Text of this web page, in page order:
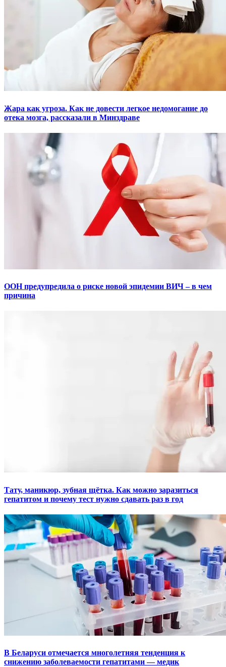
Жара как угроза. Как не довести легкое недомогание до
отека мозга, рассказали в Минздраве
ООН предупредила о риске новой эпидемии ВИЧ – в чем
причина
Тату, маникюр, зубная щётка. Как можно заразиться
гепатитом и почему тест нужно сдавать раз в год
В Беларуси отмечается многолетняя тенденция к
снижению заболеваемости гепатитами — медик